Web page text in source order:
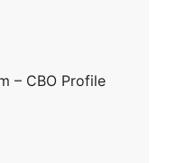
– CBO Profile